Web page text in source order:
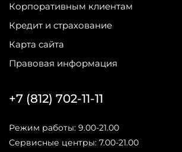
Корпоративным клиентам
Кредит и страхование
Карта сайта
Правовая информация
+7 (812) 702-11-11
Режим работы: 9.00-21.00
Сервисные центры: 7.00-21.00